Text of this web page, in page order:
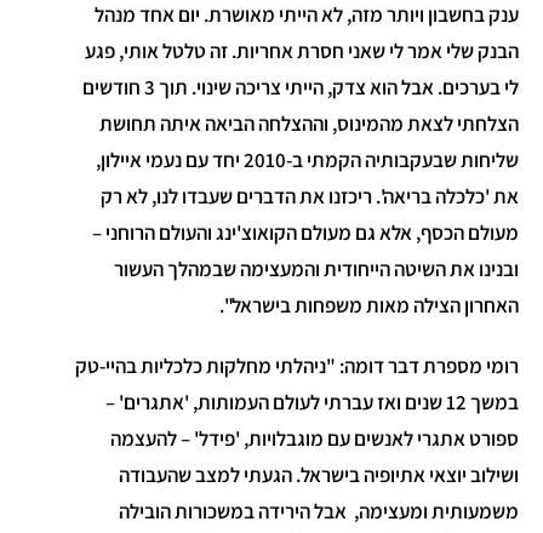
ענק בחשבון ויותר מזה, לא הייתי מאושרת. יום אחד מנהל
הבנק שלי אמר לי שאני חסרת אחריות. זה טלטל אותי, פגע
לי בערכים. אבל הוא צדק, הייתי צריכה שינוי. תוך 3 חודשים
הצלחתי לצאת מהמינוס, וההצלחה הביאה איתה תחושת
שליחות שבעקבותיה הקמתי ב-2010 יחד עם נעמי איילון,
את 'כלכלה בריאה'. ריכזנו את הדברים שעבדו לנו, לא רק
מעולם הכסף, אלא גם מעולם הקואוצ'ינג והעולם הרוחני –
ובנינו את השיטה הייחודית והמעצימה שבמהלך העשור
האחרון הצילה מאות משפחות בישראל".
רומי מספרת דבר דומה: "ניהלתי מחלקות כלכליות בהיי-טק
במשך 12 שנים ואז עברתי לעולם העמותות, 'אתגרים' –
ספורט אתגרי לאנשים עם מוגבלויות, 'פידל' – להעצמה
ושילוב יוצאי אתיופיה בישראל. הגעתי למצב שהעבודה
משמעותית ומעצימה, אבל הירידה במשכורות הובילה